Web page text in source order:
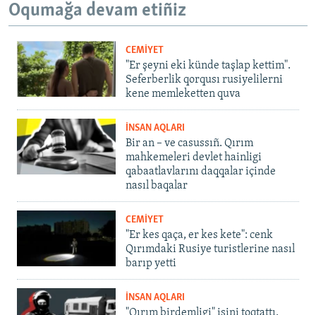
Oqumağa devam etiñiz
CEMİYET
"Er şeyni eki künde taşlap kettim".
Seferberlik qorqusı rusiyelilerni
kene memleketten quva
İNSAN AQLARI
Bir an – ve casussıñ. Qırım
mahkemeleri devlet hainligi
qabaatlavlarını daqqalar içinde
nasıl baqalar
CEMİYET
"Er kes qaça, er kes kete": cenk
Qırımdaki Rusiye turistlerine nasıl
barıp yetti
İNSAN AQLARI